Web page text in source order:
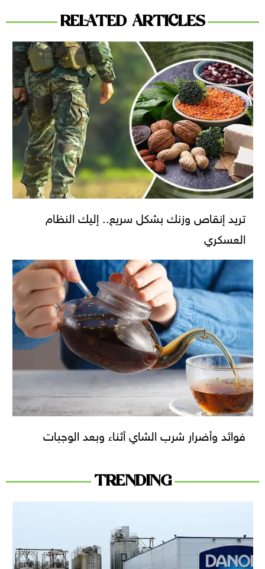
RELATED ARTICLES
تريد إنقاص وزنك بشكل سريع.. إليك النظام
العسكري
فوائد وأضرار شرب الشاي أثناء وبعد الوجبات
TRENDING